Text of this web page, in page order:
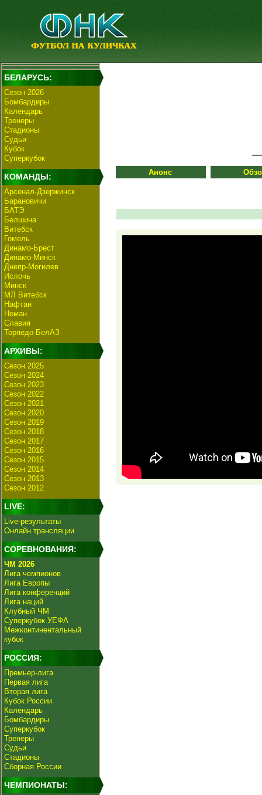
БЕЛАРУСЬ:
Сезон 2026
Бомбардиры
Календарь
Тренеры
Стадионы
Судьи
Кубок
Суперкубок
КОМАНДЫ:
Арсенал-Дзержинск
Барановичи
БАТЭ
Белшина
Витебск
Гомель
Динамо-Брест
Динамо-Минск
Днепр-Могилев
Ислочь
Минск
МЛ Витебск
Нафтан
Неман
Славия
Торпедо-БелАЗ
АРХИВЫ:
Сезон 2025
Сезон 2024
Сезон 2023
Сезон 2022
Сезон 2021
Сезон 2020
Сезон 2019
Сезон 2018
Сезон 2017
Сезон 2016
Сезон 2015
Сезон 2014
Сезон 2013
Сезон 2012
LIVE:
Live-результаты
Онлайн трансляции
СОРЕВНОВАНИЯ:
ЧМ 2026
Лига чемпионов
Лига Европы
Лига конференций
Лига наций
Клубный ЧМ
Суперкубок УЕФА
Межконтинентальный
кубок
РОССИЯ:
Премьер-лига
Первая лига
Вторая лига
Кубок России
Календарь
Бомбардиры
Суперкубок
Тренеры
Судьи
Стадионы
Сборная России
ЧЕМПИОНАТЫ:
Анонс